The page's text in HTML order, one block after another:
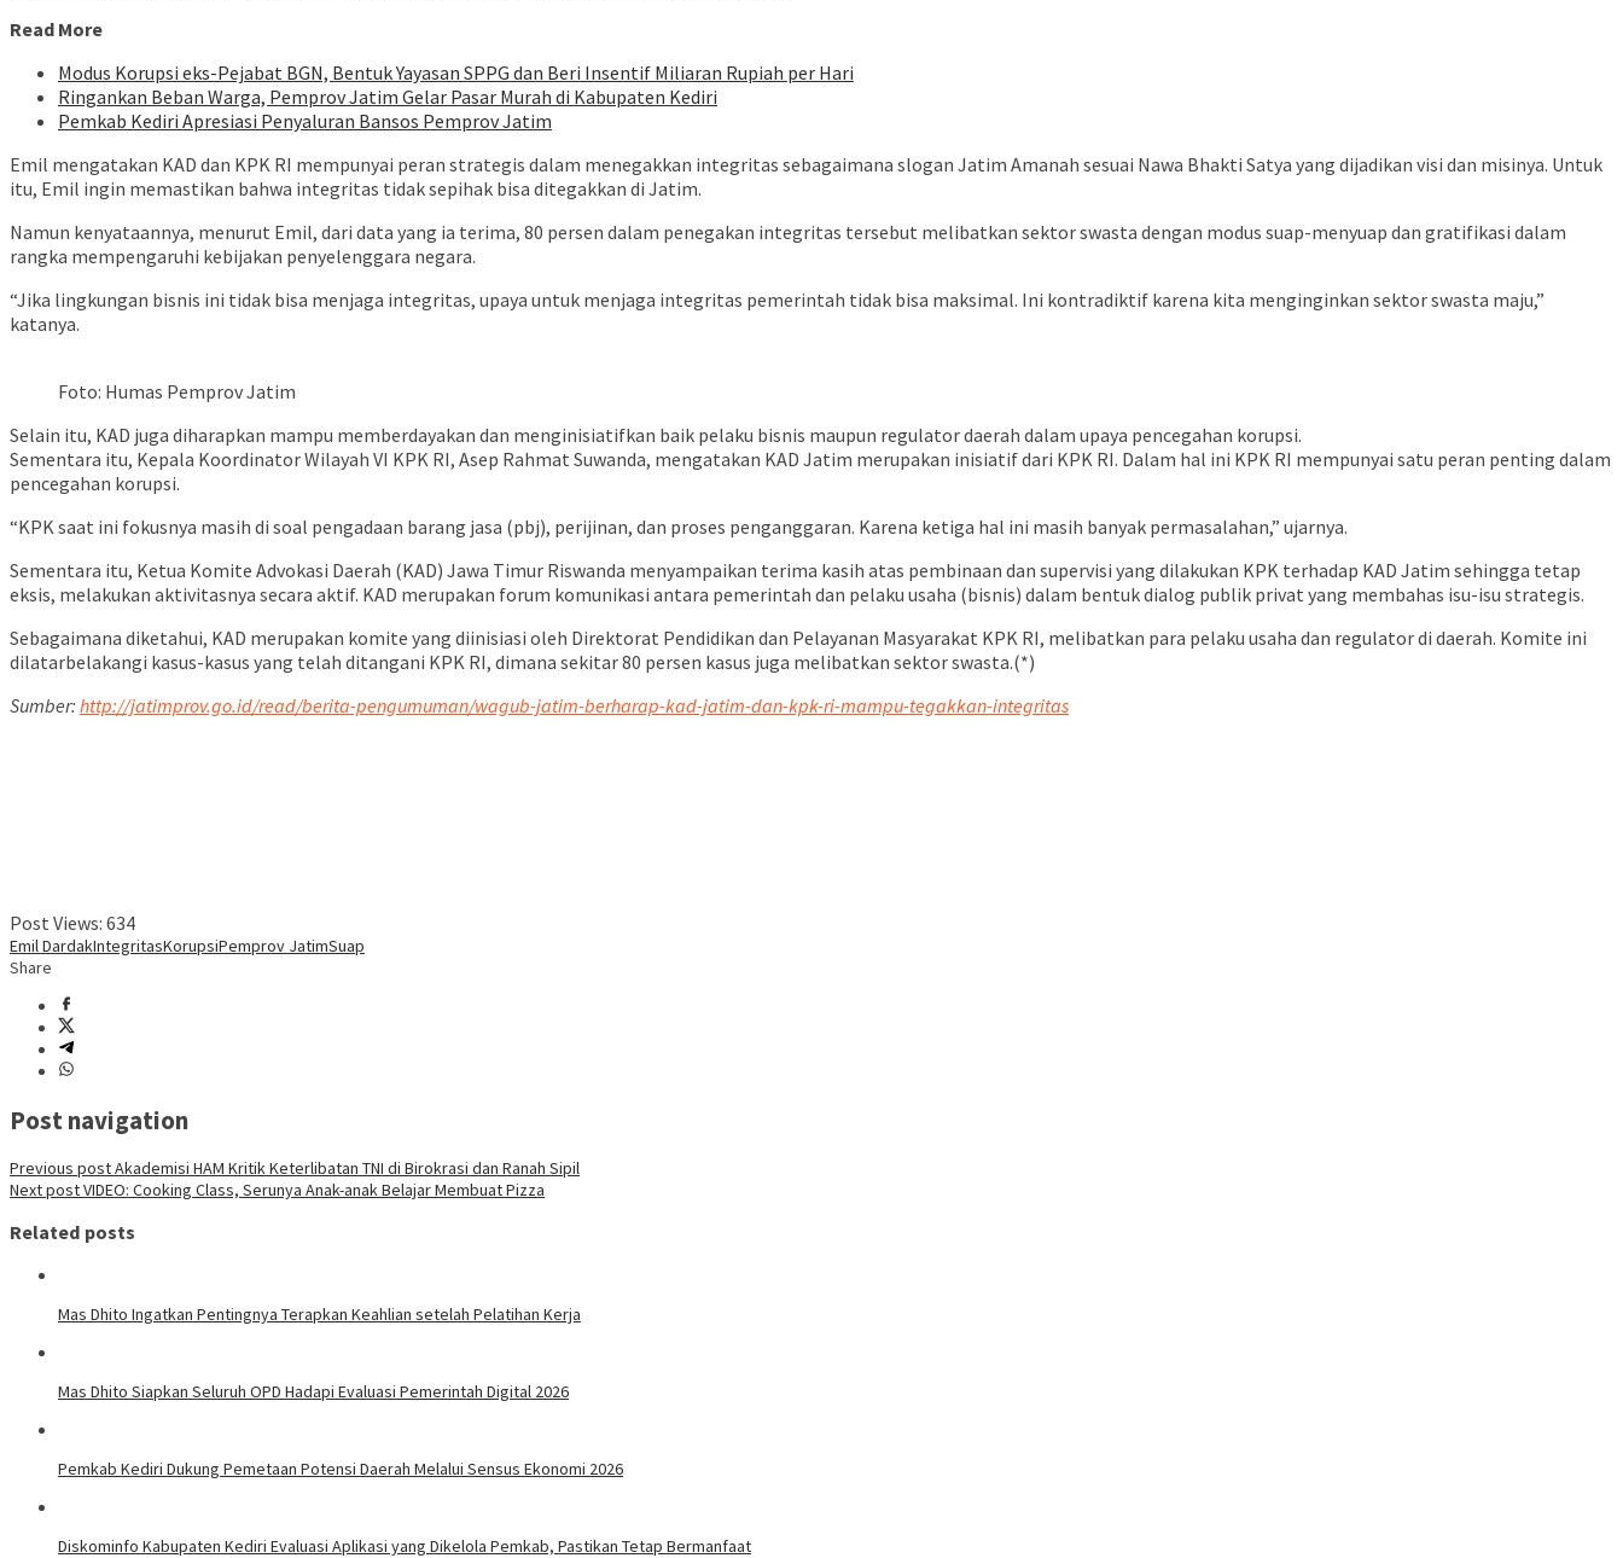
Read More
Modus Korupsi eks-Pejabat BGN, Bentuk Yayasan SPPG dan Beri Insentif Miliaran Rupiah per Hari
Ringankan Beban Warga, Pemprov Jatim Gelar Pasar Murah di Kabupaten Kediri
Pemkab Kediri Apresiasi Penyaluran Bansos Pemprov Jatim
Emil mengatakan KAD dan KPK RI mempunyai peran strategis dalam menegakkan integritas sebagaimana slogan Jatim Amanah sesuai Nawa Bhakti Satya yang dijadikan visi dan misinya. Untuk
itu, Emil ingin memastikan bahwa integritas tidak sepihak bisa ditegakkan di Jatim.
Namun kenyataannya, menurut Emil, dari data yang ia terima, 80 persen dalam penegakan integritas tersebut melibatkan sektor swasta dengan modus suap-menyuap dan gratifikasi dalam
rangka mempengaruhi kebijakan penyelenggara negara.
“Jika lingkungan bisnis ini tidak bisa menjaga integritas, upaya untuk menjaga integritas pemerintah tidak bisa maksimal. Ini kontradiktif karena kita menginginkan sektor swasta maju,”
katanya.
Foto: Humas Pemprov Jatim
Selain itu, KAD juga diharapkan mampu memberdayakan dan menginisiatifkan baik pelaku bisnis maupun regulator daerah dalam upaya pencegahan korupsi.
Sementara itu, Kepala Koordinator Wilayah VI KPK RI, Asep Rahmat Suwanda, mengatakan KAD Jatim merupakan inisiatif dari KPK RI. Dalam hal ini KPK RI mempunyai satu peran penting dalam
pencegahan korupsi.
“KPK saat ini fokusnya masih di soal pengadaan barang jasa (pbj), perijinan, dan proses penganggaran. Karena ketiga hal ini masih banyak permasalahan,” ujarnya.
Sementara itu, Ketua Komite Advokasi Daerah (KAD) Jawa Timur Riswanda menyampaikan terima kasih atas pembinaan dan supervisi yang dilakukan KPK terhadap KAD Jatim sehingga tetap
eksis, melakukan aktivitasnya secara aktif. KAD merupakan forum komunikasi antara pemerintah dan pelaku usaha (bisnis) dalam bentuk dialog publik privat yang membahas isu-isu strategis.
Sebagaimana diketahui, KAD merupakan komite yang diinisiasi oleh Direktorat Pendidikan dan Pelayanan Masyarakat KPK RI, melibatkan para pelaku usaha dan regulator di daerah. Komite ini
dilatarbelakangi kasus-kasus yang telah ditangani KPK RI, dimana sekitar 80 persen kasus juga melibatkan sektor swasta.(*)
Sumber: http://jatimprov.go.id/read/berita-pengumuman/wagub-jatim-berharap-kad-jatim-dan-kpk-ri-mampu-tegakkan-integritas
Post Views: 634
Emil DardakIntegritasKorupsiPemprov JatimSuap
Share
Post navigation
Previous postAkademisi HAM Kritik Keterlibatan TNI di Birokrasi dan Ranah Sipil
Next postVIDEO: Cooking Class, Serunya Anak-anak Belajar Membuat Pizza
Related posts
Mas Dhito Ingatkan Pentingnya Terapkan Keahlian setelah Pelatihan Kerja
Mas Dhito Siapkan Seluruh OPD Hadapi Evaluasi Pemerintah Digital 2026
Pemkab Kediri Dukung Pemetaan Potensi Daerah Melalui Sensus Ekonomi 2026
Diskominfo Kabupaten Kediri Evaluasi Aplikasi yang Dikelola Pemkab, Pastikan Tetap Bermanfaat